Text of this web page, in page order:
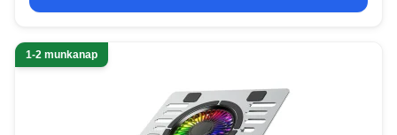
1-2 munkanap